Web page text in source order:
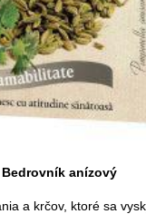
Bedrovník anízový
a krčov, ktoré sa